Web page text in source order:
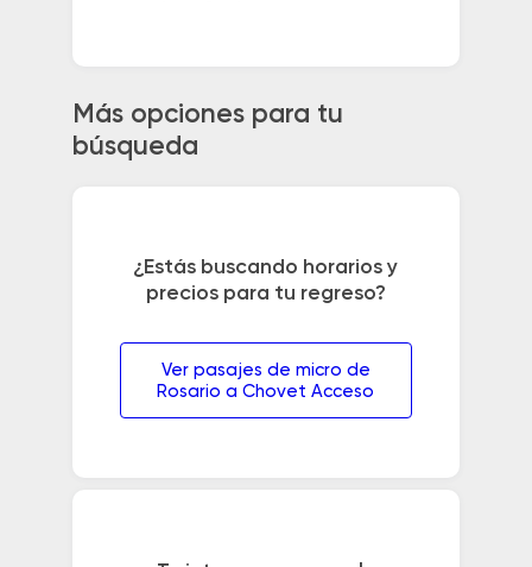
Más opciones para tu
búsqueda
¿Estás buscando horarios y
precios para tu regreso?
Ver pasajes de micro de
Rosario a Chovet Acceso